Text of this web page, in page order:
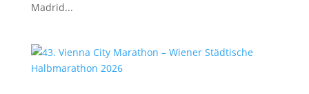
Madrid...